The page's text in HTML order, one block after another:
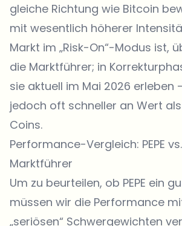
gleiche Richtung wie Bitcoin
mit wesentlich höherer
Markt im „Risk-On“-Modus ist,
die Marktführer; in
sie aktuell im Mai 2026 erleben –
jedoch oft schneller an Wert
Coins.
Performance-Vergleich: PEPE
Marktführer
Um zu beurteilen, ob PEPE ein
müssen wir die Performance
„seriösen“ Schwergewichten